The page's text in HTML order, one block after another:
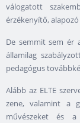
válogatott
érzékenyítő,
De semmit sem ér
államilag
pedagógus
Alább az ELTE
zene, valamint a
művészeket és